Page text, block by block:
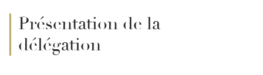
Présentation de la
délégation